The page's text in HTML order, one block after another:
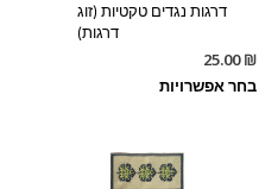
דרגות נגדים טקטיות (זוג
דרגות)
25.00₪
בחר אפשרויות